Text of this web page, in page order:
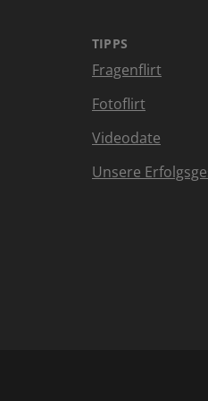
TIPPS
Fragenflirt
Fotoflirt
Videodate
Unsere